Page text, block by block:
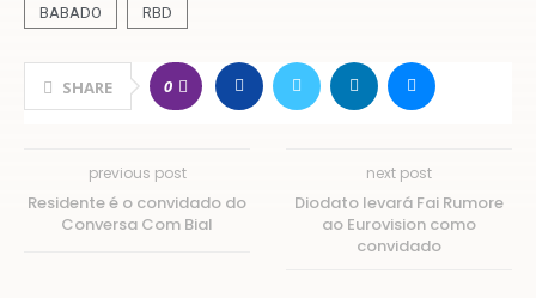
BABADO RBD
SHARE 0
previous post
Residente é o convidado do
Conversa Com Bial
next post
Diodato levará Fai Rumore
ao Eurovision como
convidado